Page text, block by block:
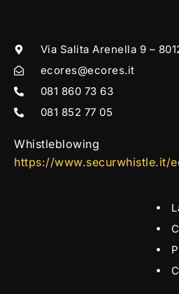
Via Salita Arenella 9 –
ecores@ecores.it
081 860 73 63
081 852 77 05
Whistleblowing
https://www.securwhistle.it/